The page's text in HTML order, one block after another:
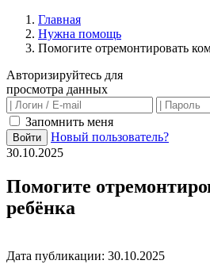
Главная
Нужна помощь
Помогите отремонтировать
Авторизируйтесь для
просмотра данных
Запомнить меня
Войти
Новый пользователь?
30.10.2025
Помогите
ребёнка
Дата публикации: 30.10.2025